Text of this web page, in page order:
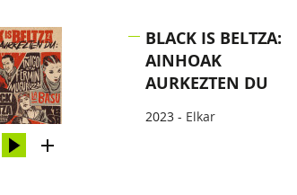
BLACK IS BELTZA:
AINHOAK
AURKEZTEN DU
2023 - Elkar